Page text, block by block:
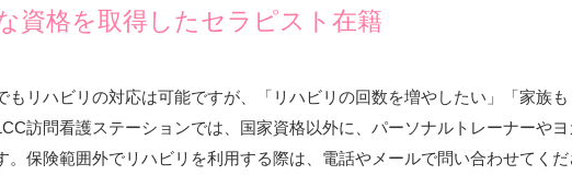
資格を取得したセラピスト在籍
もリハビリの対応は可能ですが、「リハビリの回数を増やしたい」「家族
訪問看護ステーションでは、国家資格以外に、パーソナルトレーナーや
。保険範囲外でリハビリを利用する際は、電話やメールで問い合わせてくだ